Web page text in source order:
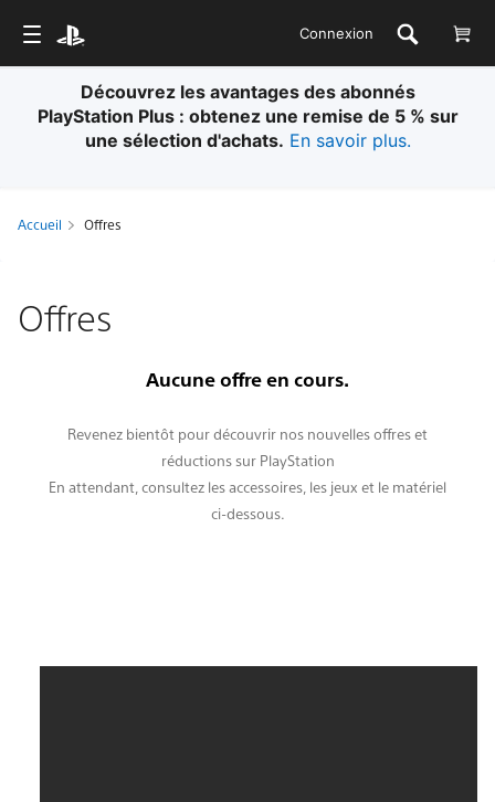
Connexion
Découvrez les avantages des abonnés
PlayStation Plus : obtenez une remise de 5 % sur
une sélection d'achats. En savoir plus.
Accueil Offres
Offres
Aucune offre en cours.
Revenez bientôt pour découvrir nos nouvelles offres et
réductions sur PlayStation
En attendant, consultez les accessoires, les jeux et le matériel
ci-dessous.